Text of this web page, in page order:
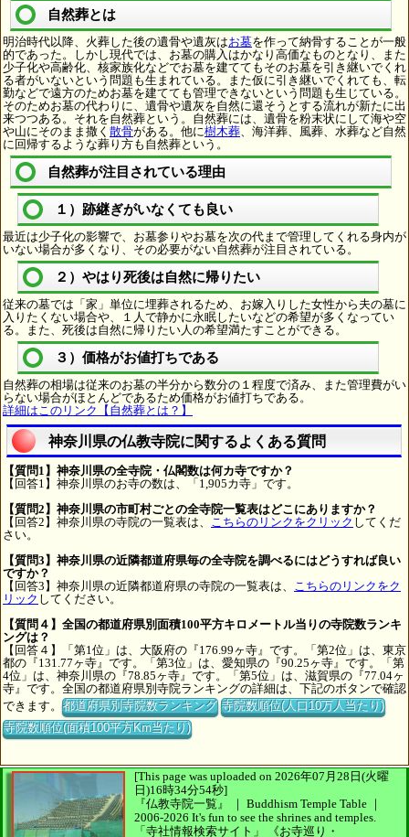
自然葬とは
明治時代以降、火葬した後の遺骨や遺灰はお墓を作って納骨することが一般
的であった。しかし現代では、お墓の購入はかなり高価なものとなり、また
少子化や高齢化、核家族化などでお墓を建ててもそのお墓を引き継いでくれ
る者がいないという問題も生まれている。また仮に引き継いでくれても、転
勤などで遠方のためお墓を建てても管理できないという問題も生じている。
そのためお墓の代わりに、遺骨や遺灰を自然に還そうとする流れが新たに出
来つつある。それを自然葬という。自然葬には、遺骨を粉末状にして海や空
や山にそのまま撒く 散骨がある。他に樹木葬 、海洋葬、風葬、水葬など自然
に回帰するような葬り方も自然葬という。
自然葬が注目されている理由
１）跡継ぎがいなくても良い
最近は少子化の影響で、お墓参りやお墓を次の代まで管理してくれる身内が
いない場合が多くなり、その必要がない自然葬が注目されている。
２）やはり死後は自然に帰りたい
従来の墓では「家」単位に埋葬されるため、お嫁入りした女性から夫の墓に
入りたくない場合や、１人で静かに永眠したいなどの希望が多くなってい
る。また、死後は自然に帰りたい人の希望満たすことができる。
３）価格がお値打ちである
自然葬の相場は従来のお墓の半分から数分の１程度で済み、また管理費がい
らない場合がほとんどであるため価格がお値打ちである。
詳細はこのリンク【自然葬とは？】
神奈川県の仏教寺院に関するよくある質問
【質問1】神奈川県の全寺院・仏閣数は何カ寺ですか？
【回答1】神奈川県のお寺の数は、「1,905カ寺」です。
【質問2】神奈川県の市町村ごとの全寺院一覧表はどこにありますか？
【回答2】神奈川県の寺院の一覧表は、
こちらのリンクをクリック してくだ
さい。
【質問3】神奈川県の近隣都道府県毎の全寺院を調べるにはどうすれば良い
ですか？
【回答3】神奈川県の近隣都道府県の寺院の一覧表は、
こちらのリンクをク
リック してください。
【質問４】全国の都道府県別面積100平方キロメートル当りの寺院数ランキ
ングは？
【回答４】「第1位」は、大阪府の『176.99ヶ寺』です。「第2位」は、東京
都の『131.77ヶ寺』です。「第3位」は、愛知県の『90.25ヶ寺』です。「第
4位」は、神奈川県の『78.85ヶ寺』です。「第5位」は、滋賀県の『77.04ヶ
寺』です。全国の都道府県別寺院ランキングの詳細は、下記のボタンで確認
できます。都道府県別寺院数ランキング 寺院数順位(人口10万人当たり)
寺院数順位(面積100平方Km当たり)
[This page was uploaded on 2026年07月28日(火曜
日)16時34分54秒]
『仏教寺院一覧』 ｜ Buddhism Temple Table ｜
2006-2026 It's fun to see the shrines and temples.
「寺社情報検索サイト」
《お寺巡り・